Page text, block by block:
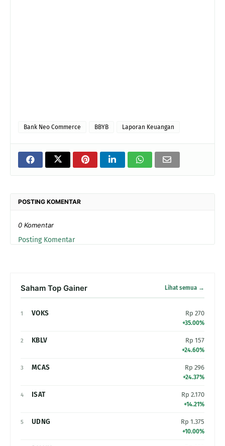
Bank Neo Commerce BBYB Laporan Keuangan
POSTING KOMENTAR
0 Komentar
Posting Komentar
Saham Top Gainer Lihat semua →
1 VOKS Rp 270
+35.00%
2 KBLV Rp 157
+24.60%
3 MCAS Rp 296
+24.37%
4 ISAT Rp 2.170
+14.21%
5 UDNG Rp 1.375
+10.00%